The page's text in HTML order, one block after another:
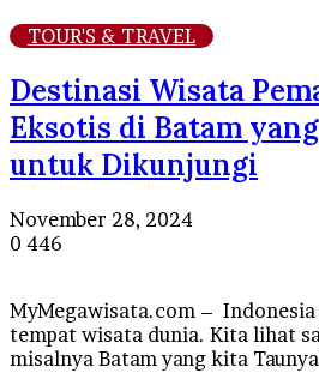
TOUR'S & TRAVEL
Destinasi Wisata
Eksotis di Batam
untuk Dikunjungi
November 28, 2024
0 446
MyMegawisata.com – Indonesia
tempat wisata dunia. Kita lihat
misalnya Batam yang kita